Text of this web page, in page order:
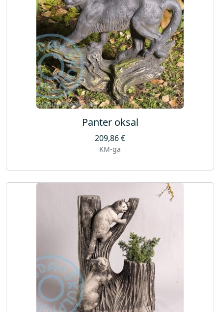
Panter oksal
209,86€
KM-ga